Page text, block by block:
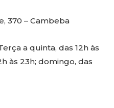
370 – Cambeba
a quinta, das 12h às
às 23h; domingo, das